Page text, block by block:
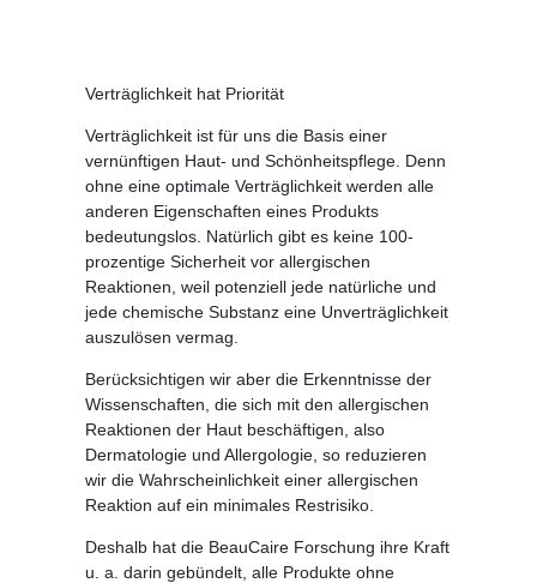
Verträglichkeit hat Priorität
Verträglichkeit ist für uns die Basis einer
vernünftigen Haut- und Schönheitspflege. Denn
ohne eine optimale Verträglichkeit werden alle
anderen Eigenschaften eines Produkts
bedeutungslos. Natürlich gibt es keine 100-
prozentige Sicherheit vor allergischen
Reaktionen, weil potenziell jede natürliche und
jede chemische Substanz eine Unverträglichkeit
auszulösen vermag.
Berücksichtigen wir aber die Erkenntnisse der
Wissenschaften, die sich mit den allergischen
Reaktionen der Haut beschäftigen, also
Dermatologie und Allergologie, so reduzieren
wir die Wahrscheinlichkeit einer allergischen
Reaktion auf ein minimales Restrisiko.
Deshalb hat die BeauCaire Forschung ihre Kraft
u. a. darin gebündelt, alle Produkte ohne